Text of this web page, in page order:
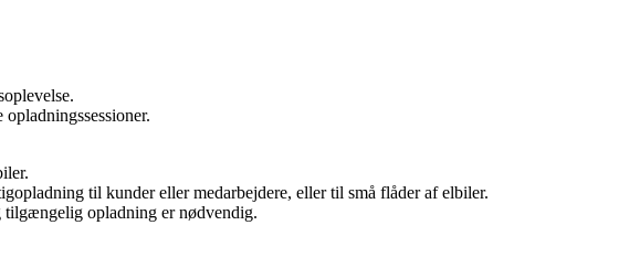
til kunder eller medarbejdere, eller til små flåder af elbiler.
tilgængelig opladning er nødvendig.